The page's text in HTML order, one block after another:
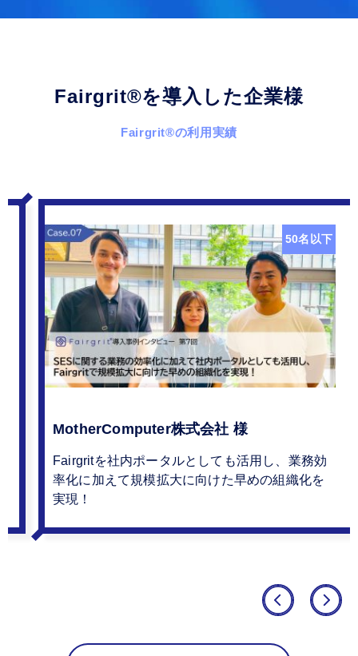
Fairgrit®を導入した企業様
Fairgrit®の利用実績
50名以下
MotherComputer株式会社 様
Fairgritを社内ポータルとしても活用し、業務効
率化に加えて規模拡大に向けた早めの組織化を
実現！